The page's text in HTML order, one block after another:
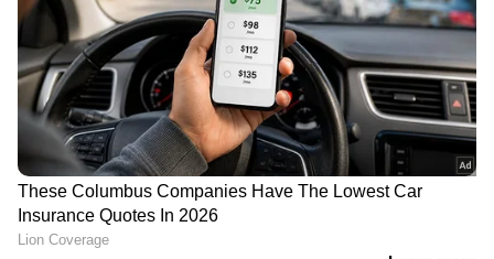
ലഭിക്കാൻAsianet News Malayalam
ABOUT THE AUTHOR
DD Deepu Divakaran
മമതാ ബാനർജി പശ്ചിമ ബംഗാൾ
Follow Us